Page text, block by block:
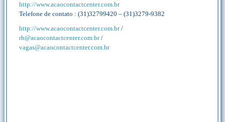
http://www.acaocontactcenter.com.br
Telefone de contato : (31)32799420 – (31)3279-9382
http://www.acaocontactcenter.com.br/
rh@acaocontactcenter.com.br/
vagas@acaocontactcenter.com.br